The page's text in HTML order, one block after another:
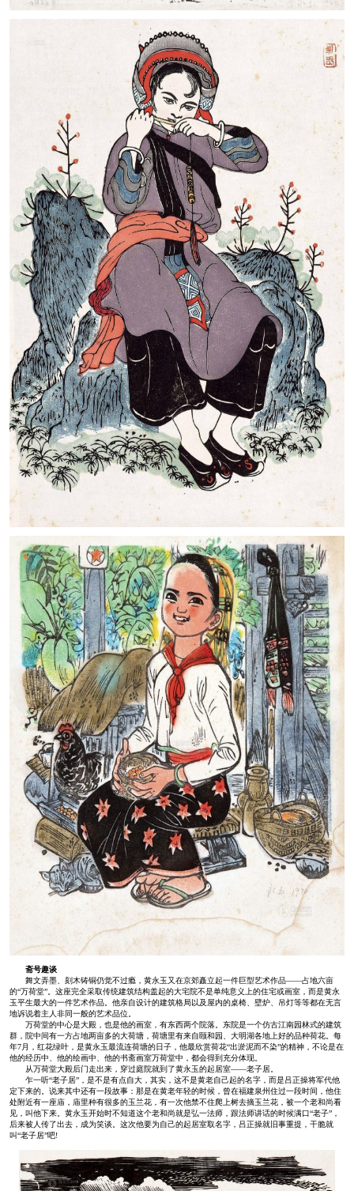
斋号趣谈
舞文弄墨、刻木铸铜仍觉不过瘾，黄永玉又在京郊矗立起一件巨型艺术作品——占地六亩
的“万荷堂”。这座完全采取传统建筑结构盖起的大宅院不是单纯意义上的住宅或画室，而是黄永
玉平生最大的一件艺术作品。他亲自设计的建筑格局以及屋内的桌椅、壁炉、吊灯等等都在无言
地诉说着主人非同一般的艺术品位。
万荷堂的中心是大殿，也是他的画室，有东西两个院落。东院是一个仿古江南园林式的建筑
群，院中间有一方占地两亩多的大荷塘，荷塘里有来自颐和园、大明湖各地上好的品种荷花。每
年7月，红花绿叶，是黄永玉最流连荷塘的日子，他最欣赏荷花“出淤泥而不染”的精神，不论是在
他的经历中、他的绘画中、他的书斋画室万荷堂中，都会得到充分体现。
从万荷堂大殿后门走出来，穿过庭院就到了黄永玉的起居室——老子居。
乍一听“老子居”，是不是有点自大，其实，这不是黄老自己起的名字，而是吕正操将军代他
定下来的。说来其中还有一段故事：那是在黄老年轻的时候，曾在福建泉州住过一段时间，他住
处附近有一座庙，庙里种有很多的玉兰花，有一次他禁不住爬上树去摘玉兰花，被一个老和尚看
见，叫他下来。黄永玉开始时不知道这个老和尚就是弘一法师，跟法师讲话的时候满口“老子”，
后来被人传了出去，成为笑谈。这次他要为自己的起居室取名字，吕正操就旧事重提，干脆就
叫“老子居”吧!